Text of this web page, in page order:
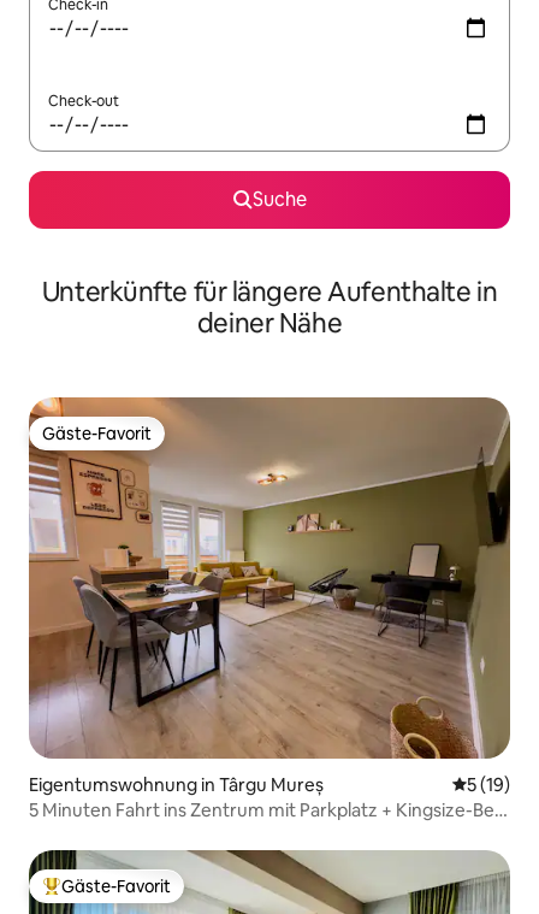
Check-in
Check-out
Suche
Unterkünfte für längere Aufenthalte in
deiner Nähe
Gäste-Favorit
Gäste-Favorit
Eigentumswohnung in Târgu Mureș
5 (19)
5 Minuten Fahrt ins Zentrum mit Parkplatz + Kingsize-Bett
Beliebter Gäste-Favorit.
Gäste-Favorit